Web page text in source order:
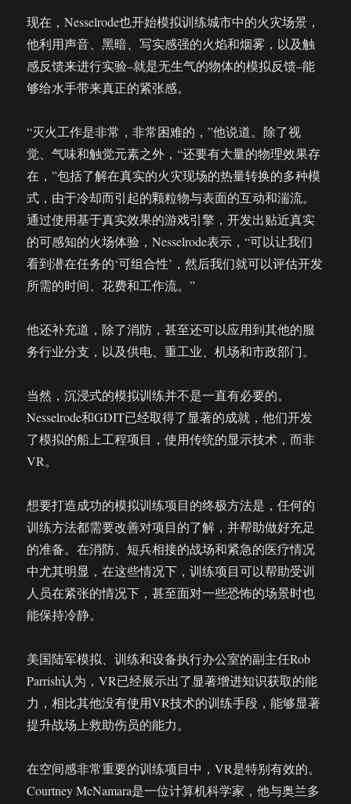
现在，Nesselrode也开始模拟训练城市中的火灾场景，
他利用声音、黑暗、写实感强的火焰和烟雾，以及触
感反馈来进行实验–就是无生气的物体的模拟反馈–能
够给水手带来真正的紧张感。
“灭火工作是非常，非常困难的，”他说道。除了视
觉、气味和触觉元素之外，“还要有大量的物理效果存
在，”包括了解在真实的火灾现场的热量转换的多种模
式，由于冷却而引起的颗粒物与表面的互动和湍流。
通过使用基于真实效果的游戏引擎，开发出贴近真实
的可感知的火场体验，Nesselrode表示，“可以让我们
看到潜在任务的‘可组合性’，然后我们就可以评估开发
所需的时间、花费和工作流。”
他还补充道，除了消防，甚至还可以应用到其他的服
务行业分支，以及供电、重工业、机场和市政部门。
当然，沉浸式的模拟训练并不是一直有必要的。
Nesselrode和GDIT已经取得了显著的成就，他们开发
了模拟的船上工程项目，使用传统的显示技术，而非
VR。
想要打造成功的模拟训练项目的终极方法是，任何的
训练方法都需要改善对项目的了解，并帮助做好充足
的准备。在消防、短兵相接的战场和紧急的医疗情况
中尤其明显，在这些情况下，训练项目可以帮助受训
人员在紧张的情况下，甚至面对一些恐怖的场景时也
能保持冷静。
美国陆军模拟、训练和设备执行办公室的副主任Rob
Parrish认为，VR已经展示出了显著增进知识获取的能
力，相比其他没有使用VR技术的训练手段，能够显著
提升战场上救助伤员的能力。
在空间感非常重要的训练项目中，VR是特别有效的。
Courtney McNamara是一位计算机科学家，他与奥兰多